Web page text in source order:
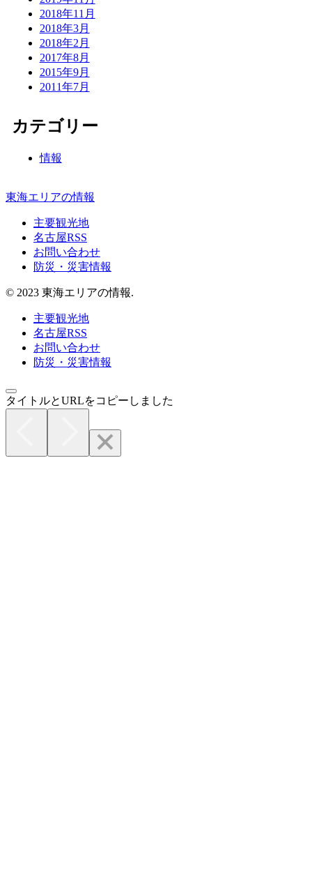
2018年11月
2018年3月
2018年2月
2017年8月
2015年9月
2011年7月
カテゴリー
情報
東海エリアの情報
主要観光地
名古屋RSS
お問い合わせ
防災・災害情報
© 2023 東海エリアの情報.
主要観光地
名古屋RSS
お問い合わせ
防災・災害情報
タイトルとURLをコピーしました